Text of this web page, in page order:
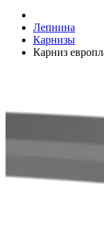
Лепнина
Карнизы
Карниз